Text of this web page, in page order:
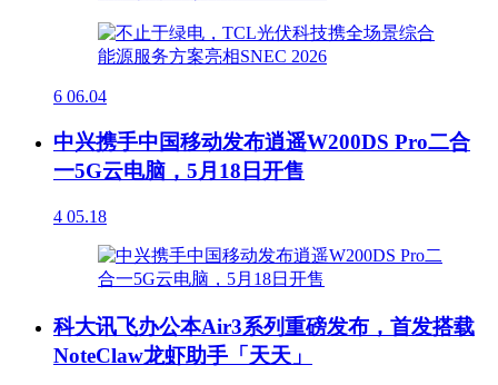
6 06.04
中兴携手中国移动发布逍遥W200DS Pro二合
一5G云电脑，5月18日开售
4 05.18
科大讯飞办公本Air3系列重磅发布，首发搭载
NoteClaw龙虾助手「天天」